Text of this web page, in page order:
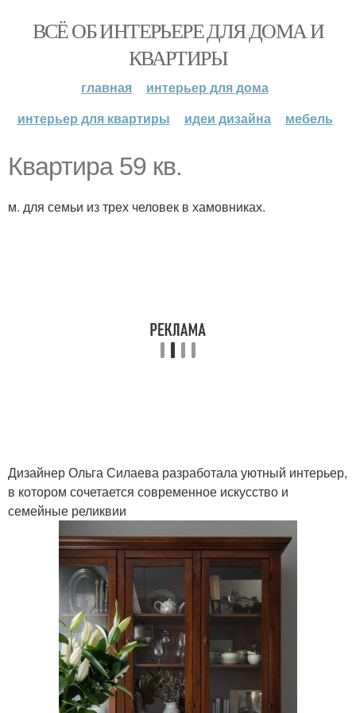
ВСЁ ОБ ИНТЕРЬЕРЕ ДЛЯ ДОМА И
КВАРТИРЫ
главная
интерьер для дома
интерьер для квартиры
идеи дизайна мебель
Квартира 59 кв.
м. для семьи из трех человек в хамовниках.
Дизайнер Ольга Силаева разработала уютный интерьер,
в котором сочетается современное искусство и
семейные реликвии